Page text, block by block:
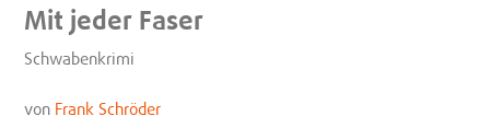
Mit jeder Faser
Schwabenkrimi
von Frank Schröder